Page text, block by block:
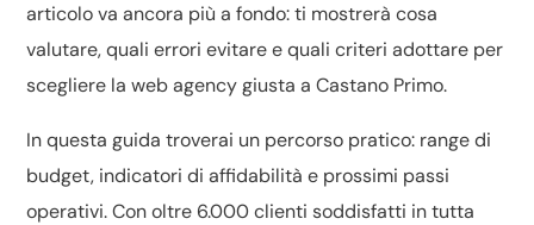
articolo va ancora più a fondo: ti mostrerà cosa
valutare, quali errori evitare e quali criteri adottare per
scegliere la web agency giusta a Castano Primo.
In questa guida troverai un percorso pratico: range di
budget, indicatori di affidabilità e prossimi passi
operativi. Con oltre 6.000 clienti soddisfatti in tutta